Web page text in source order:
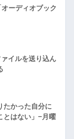
ーディオブック
イルを送り込ん
たかった自分に
とはない」−月曜